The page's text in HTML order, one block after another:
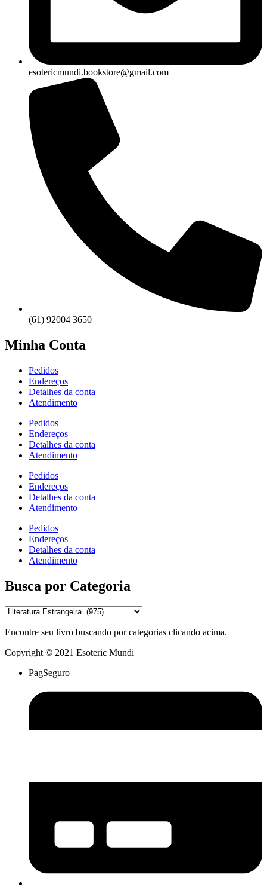
esotericmundi.bookstore@gmail.com
(61) 92004 3650
Minha Conta
Pedidos
Endereços
Detalhes da conta
Atendimento
Pedidos
Endereços
Detalhes da conta
Atendimento
Pedidos
Endereços
Detalhes da conta
Atendimento
Pedidos
Endereços
Detalhes da conta
Atendimento
Busca por Categoria
Encontre seu livro buscando por categorias clicando acima.
Copyright © 2021 Esoteric Mundi
PagSeguro